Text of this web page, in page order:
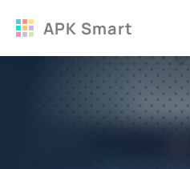
APK Smart
FUT 18 Draft
много
Игры